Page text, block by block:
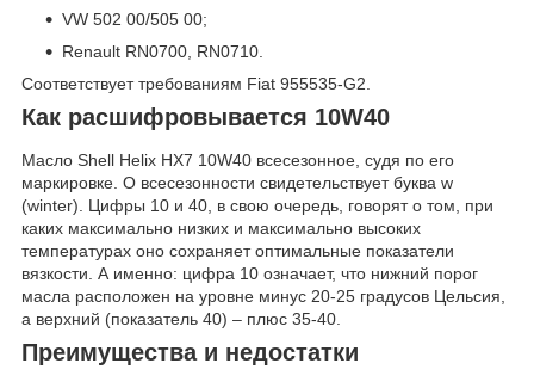
VW 502 00/505 00;
Renault RN0700, RN0710.
Соответствует требованиям Fiat 955535-G2.
Как расшифровывается 10W40
Масло Shell Helix HX7 10W40 всесезонное, судя по его
маркировке. О всесезонности свидетельствует буква w
(winter). Цифры 10 и 40, в свою очередь, говорят о том, при
каких максимально низких и максимально высоких
температурах оно сохраняет оптимальные показатели
вязкости. А именно: цифра 10 означает, что нижний порог
масла расположен на уровне минус 20-25 градусов Цельсия,
а верхний (показатель 40) – плюс 35-40.
Преимущества и недостатки